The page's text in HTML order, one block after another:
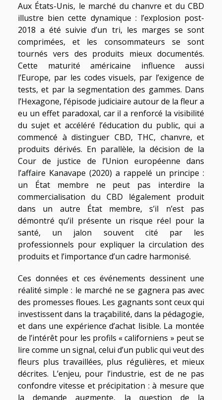
Aux États-Unis, le marché du chanvre et du CBD
illustre bien cette dynamique : l’explosion post-
2018 a été suivie d’un tri, les marges se sont
comprimées, et les consommateurs se sont
tournés vers des produits mieux documentés.
Cette maturité américaine influence aussi
l’Europe, par les codes visuels, par l’exigence de
tests, et par la segmentation des gammes. Dans
l’Hexagone, l’épisode judiciaire autour de la fleur a
eu un effet paradoxal, car il a renforcé la visibilité
du sujet et accéléré l’éducation du public, qui a
commencé à distinguer CBD, THC, chanvre, et
produits dérivés. En parallèle, la décision de la
Cour de justice de l’Union européenne dans
l’affaire Kanavape (2020) a rappelé un principe :
un État membre ne peut pas interdire la
commercialisation du CBD légalement produit
dans un autre État membre, s’il n’est pas
démontré qu’il présente un risque réel pour la
santé, un jalon souvent cité par les
professionnels pour expliquer la circulation des
produits et l’importance d’un cadre harmonisé.
Ces données et ces événements dessinent une
réalité simple : le marché ne se gagnera pas avec
des promesses floues. Les gagnants sont ceux qui
investissent dans la traçabilité, dans la pédagogie,
et dans une expérience d’achat lisible. La montée
de l’intérêt pour les profils « californiens » peut se
lire comme un signal, celui d’un public qui veut des
fleurs plus travaillées, plus régulières, et mieux
décrites. L’enjeu, pour l’industrie, est de ne pas
confondre vitesse et précipitation : à mesure que
la demande augmente, la question de la